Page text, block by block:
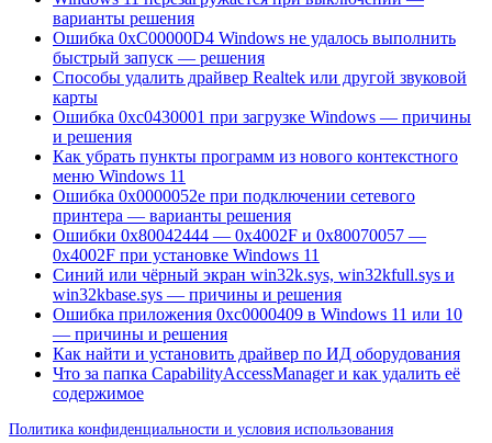
варианты решения
Ошибка 0xC00000D4 Windows не удалось выполнить
быстрый запуск — решения
Способы удалить драйвер Realtek или другой звуковой
карты
Ошибка 0xc0430001 при загрузке Windows — причины
и решения
Как убрать пункты программ из нового контекстного
меню Windows 11
Ошибка 0x0000052e при подключении сетевого
принтера — варианты решения
Ошибки 0x80042444 — 0x4002F и 0x80070057 —
0x4002F при установке Windows 11
Синий или чёрный экран win32k.sys, win32kfull.sys и
win32kbase.sys — причины и решения
Ошибка приложения 0xc0000409 в Windows 11 или 10
— причины и решения
Как найти и установить драйвер по ИД оборудования
Что за папка CapabilityAccessManager и как удалить её
содержимое
Политика конфиденциальности и условия использования